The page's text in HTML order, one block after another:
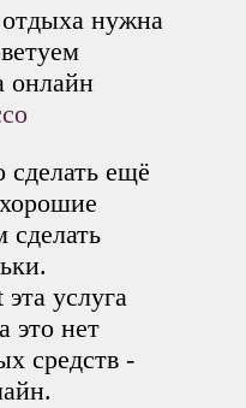
нужна
онлайн
ещё
сделать
услуга
это нет
средств -